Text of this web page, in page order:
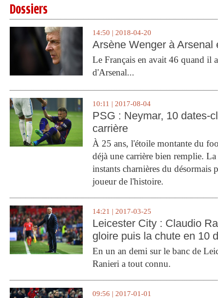
Dossiers
14:50 | 2018-04-20
Arsène Wenger à Arsenal
Le Français en avait 46 quand il
d'Arsenal...
10:11 | 2017-08-04
PSG : Neymar, 10 dates-
carrière
À 25 ans, l'étoile montante du
déjà une carrière bien remplie.
instants charnières du désormais
joueur de l'histoire.
14:21 | 2017-03-25
Leicester City : Claudio
gloire puis la chute en 10
En un an demi sur le banc de
Ranieri a tout connu.
09:56 | 2017-01-01